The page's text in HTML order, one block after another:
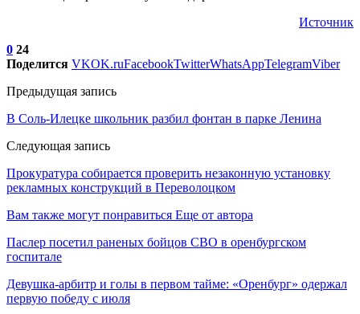
Источник
0 24
Поделится VKOK.ruFacebookTwitterWhatsAppTelegramViber
Предыдущая запись
В Соль-Илецке школьник разбил фонтан в парке Ленина
Следующая запись
Прокуратура собирается проверить незаконную установку
рекламных конструкций в Переволоцком
Вам также могут понравиться Еще от автора
Паслер посетил раненых бойцов СВО в оренбургском
госпитале
Девушка-арбитр и голы в первом тайме: «Оренбург» одержал
первую победу с июля